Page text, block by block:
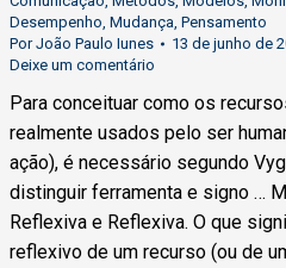
Desempenho Mudança Pensamento
PorJoão Paulo Iunes
13 de junho de
Deixe um comentário
Para conceituar como os
realmente usados pelo ser
ação), é necessário segundo
distinguir ferramenta e signo …
Reflexiva e Reflexiva. O que
reflexivo de um recurso (ou de